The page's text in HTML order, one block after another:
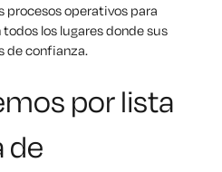
procesos operativos para
los lugares donde sus
de confianza.
por lista
de